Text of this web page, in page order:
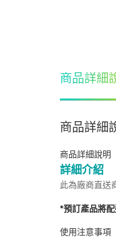
商品詳細
商品詳細
商品詳細說明
詳細介紹
此為廠商直送
*預訂產品將
使用注意事項